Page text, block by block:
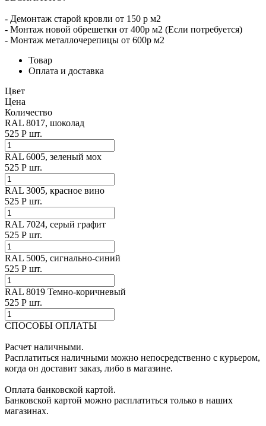
- Демонтаж старой кровли от 150 р м2
- Монтаж новой обрешетки от 400р м2 (Если потребуется)
- Монтаж металлочерепицы от 600р м2
Товар
Оплата и доставка
Цвет
Цена
Количество
RAL 8017, шоколад
525 Р шт.
RAL 6005, зеленый мох
525 Р шт.
RAL 3005, красное вино
525 Р шт.
RAL 7024, cерый графит
525 Р шт.
RAL 5005, cигнально-синий
525 Р шт.
RAL 8019 Темно-коричневый
525 Р шт.
СПОСОБЫ ОПЛАТЫ
Расчет наличными.
Расплатиться наличными можно непосредственно с курьером,
когда он доставит заказ, либо в магазине.
Оплата банковской картой.
Банковской картой можно расплатиться только в наших
магазинах.